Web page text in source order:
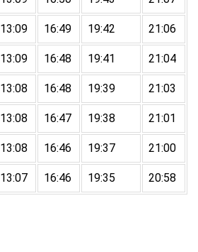
13:09 16:49 19:42 21:06
13:09 16:48 19:41 21:04
13:08 16:48 19:39 21:03
13:08 16:47 19:38 21:01
13:08 16:46 19:37 21:00
13:07 16:46 19:35 20:58